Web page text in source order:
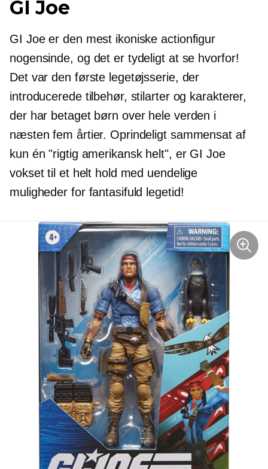
GI Joe
GI Joe er den mest ikoniske actionfigur
nogensinde, og det er tydeligt at se hvorfor!
Det var den første legetøjsserie, der
introducerede tilbehør, stilarter og karakterer,
der har betaget børn over hele verden i
næsten fem årtier. Oprindeligt sammensat af
kun én "rigtig amerikansk helt", er GI Joe
vokset til et helt hold med uendelige
muligheder for fantasifuld legetid!